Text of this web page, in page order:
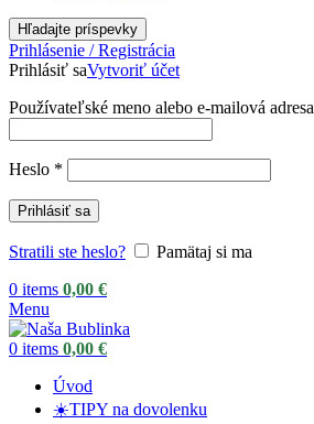
Hľadajte príspevky
Prihlásenie / Registrácia
Prihlásiť saVytvoriť účet
Používateľské meno alebo e-mailová adresa
Heslo *
Prihlásiť sa
Stratili ste heslo?
Pamätaj si ma
0 items 0,00 €
Menu
0 items 0,00 €
Úvod
☀️TIPY na dovolenku